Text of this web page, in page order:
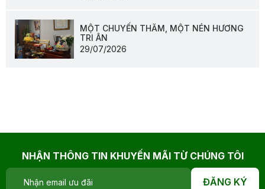
MỘT CHUYẾN THĂM, MỘT NÉN HƯƠNG
TRI ÂN
29/07/2026
NHẬN THÔNG TIN KHUYẾN MÃI TỪ CHÚNG TÔI
ĐĂNG KÝ